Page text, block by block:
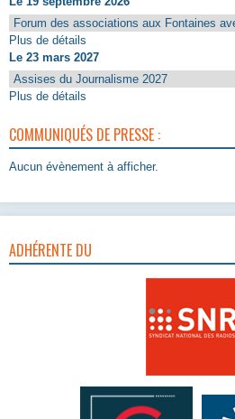
Forum des associations aux Fontaines
Plus de détails
Le 23 mars 2027
Assises du Journalisme 2027
Plus de détails
COMMUNIQUÉS DE PRESSE :
Aucun évènement à afficher.
ADHÉRENTE DU